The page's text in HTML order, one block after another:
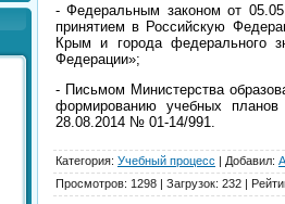
- Федеральным законом от
принятием в Российскую
Крым и города федерального
Федерации»;
- Письмом Министерства
формированию учебных планов
28.08.2014 № 01-14/991.
Категория: Учебный процесс | Добавил:
Просмотров: 1298 | Загрузок: 232 |